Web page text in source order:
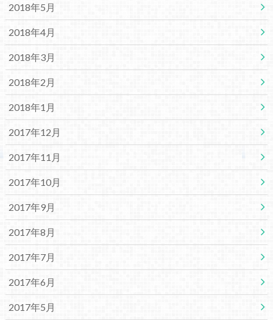
2018年5月
2018年4月
2018年3月
2018年2月
2018年1月
2017年12月
2017年11月
2017年10月
2017年9月
2017年8月
2017年7月
2017年6月
2017年5月